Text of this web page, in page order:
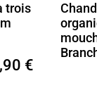
trois
€